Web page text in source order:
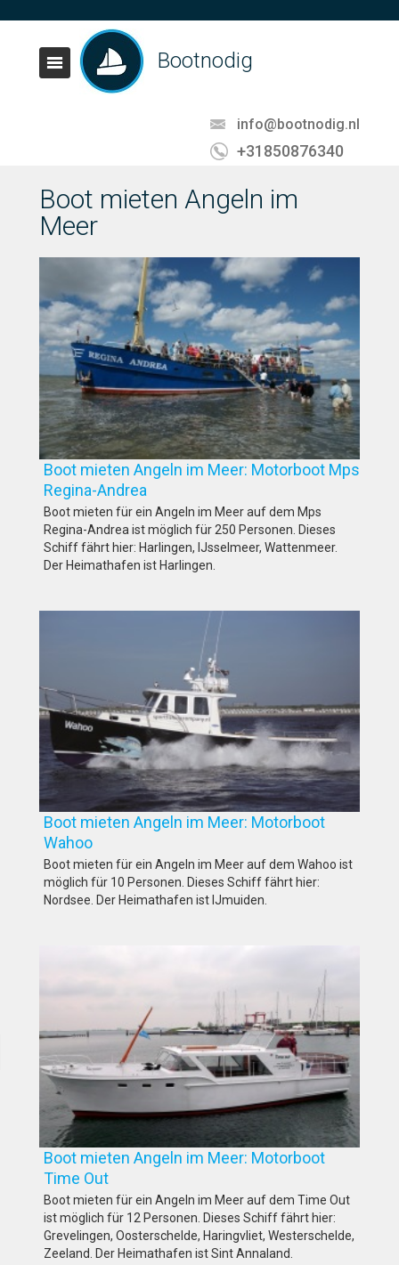
Bootnodig
info@bootnodig.nl
+31850876340
Boot mieten Angeln im
Meer
Boot mieten Angeln im Meer: Motorboot Mps
Regina-Andrea
Boot mieten für ein Angeln im Meer auf dem Mps
Regina-Andrea ist möglich für 250 Personen. Dieses
Schiff fährt hier: Harlingen, IJsselmeer, Wattenmeer.
Der Heimathafen ist Harlingen.
Boot mieten Angeln im Meer: Motorboot
Wahoo
Boot mieten für ein Angeln im Meer auf dem Wahoo ist
möglich für 10 Personen. Dieses Schiff fährt hier:
Nordsee. Der Heimathafen ist IJmuiden.
Boot mieten Angeln im Meer: Motorboot
Time Out
Boot mieten für ein Angeln im Meer auf dem Time Out
ist möglich für 12 Personen. Dieses Schiff fährt hier:
Grevelingen, Oosterschelde, Haringvliet, Westerschelde,
Zeeland. Der Heimathafen ist Sint Annaland.